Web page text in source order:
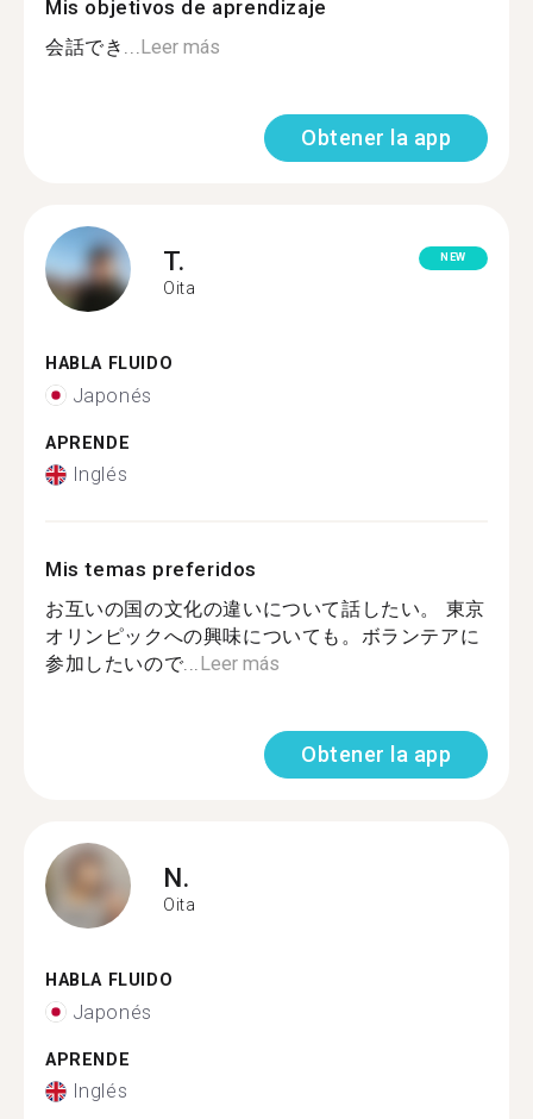
Mis objetivos de aprendizaje
会話でき...Leer más
Obtener la app
T.
Oita
NEW
HABLA FLUIDO
Japonés
APRENDE
Inglés
Mis temas preferidos
お互いの国の文化の違いについて話したい。 東京
オリンピックへの興味についても。ボランテアに
参加したいので...Leer más
Obtener la app
N.
Oita
HABLA FLUIDO
Japonés
APRENDE
Inglés